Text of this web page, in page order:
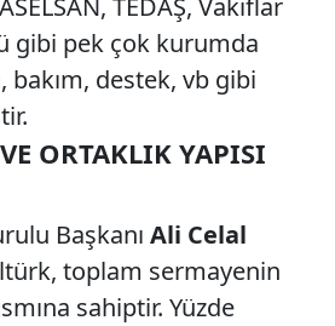
TEDAŞ, Vakıflar
gibi pek çok kurumda
bakım, destek, vb gibi
ORTAKLIK YAPISI
Başkanı Ali Celal
toplam sermayenin
sahiptir. Yüzde